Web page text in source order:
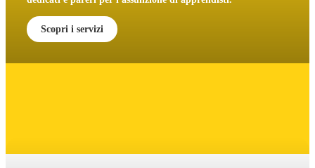
Scopri i servizi